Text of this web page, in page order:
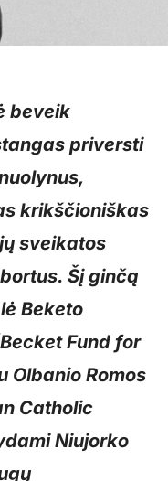
beveik
priversti
krikščioniškas
sveikatos
Šį ginčą
Beketo
Fund for
Olbanio Romos
Catholic
Niujorko